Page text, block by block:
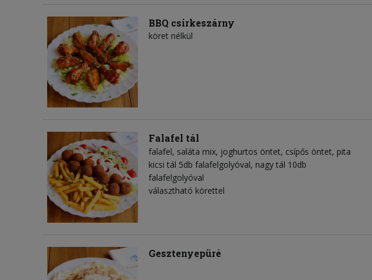
BBQ csirkeszárny
köret nélkül
Falafel tál
falafel saláta mix joghurtos öntet csípős öntet pita
kicsi tál 5db falafelgolyóval, nagy tál 10db
falafelgolyóval
választható körettel
Gesztenyepüré